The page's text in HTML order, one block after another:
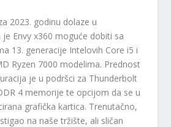
2023. godinu dolaze u
Envy x360 moguće dobiti sa
13. generacije Intelovih Core i5 i
Ryzen 7000 modelima. Prednost
je u podršci za Thunderbolt
4 memorije te opcijom da se u
grafička kartica. Trenutačno,
na naše tržište, ali sličan